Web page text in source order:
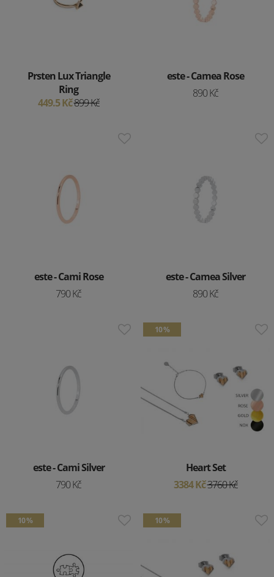
Prsten Lux Triangle
Ring
449.5 Kč899 Kč
este - Camea Rose
890 Kč
este - Cami Rose
790 Kč
este - Camea Silver
890 Kč
este - Cami Silver
790 Kč
10 %
Heart Set
3384 Kč3760 Kč
10 % 10 %